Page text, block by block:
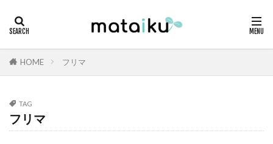
HOME フリマ
TAG
フリマ